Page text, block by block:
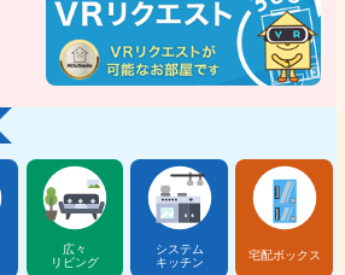
広々
リビング
システム
キッチン
宅配ボックス